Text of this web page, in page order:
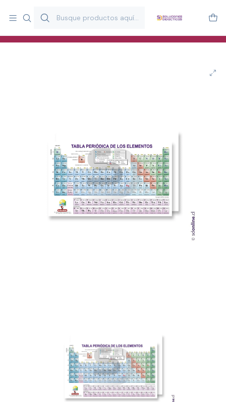
y estimulación infantil en Chile.
Especialistas en recursos educativos para aulas, terapeutas y